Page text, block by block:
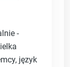
-
język